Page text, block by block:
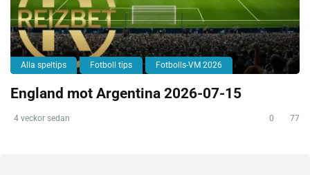
Alla speltips Fotboll tips Fotbolls-VM 2026
England mot Argentina 2026-07-15
4 veckor sedan 0 77